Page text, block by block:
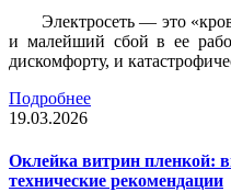
Электросеть — это
и малейший сбой в ее
дискомфорту, и
Подробнее
19.03.2026
Оклейка витрин пленкой:
технические рекомендации